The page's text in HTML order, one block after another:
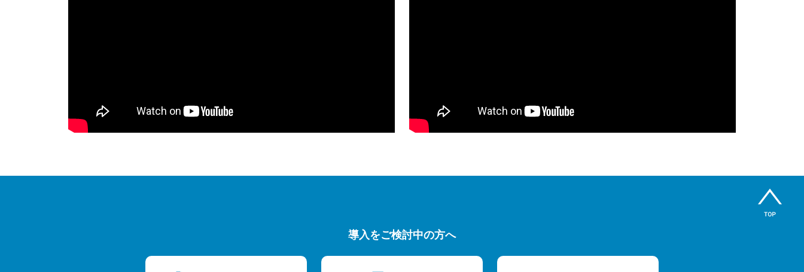
導入をご検討中の方へ